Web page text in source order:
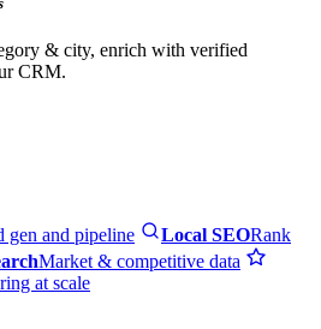
& city, enrich with verified
CRM.
gen and pipeline Local SEORank
Market & competitive data
at scale